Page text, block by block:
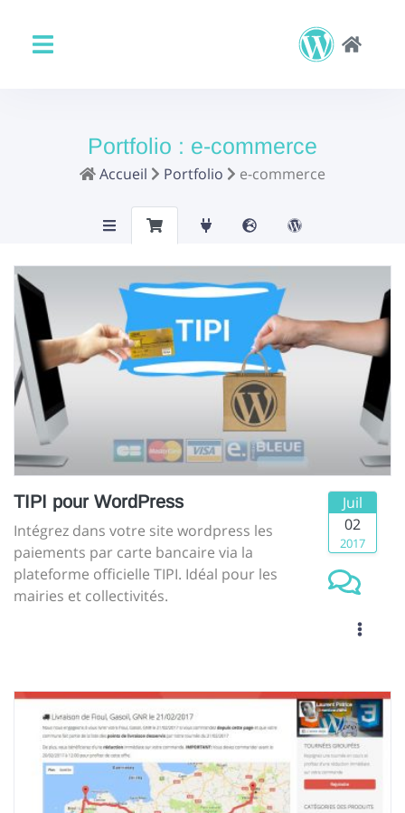
Portfolio : e-commerce
Accueil Portfolio e-commerce
TIPI pour WordPress
Intégrez dans votre site wordpress les
paiements par carte bancaire via la
plateforme officielle TIPI. Idéal pour les
mairies et collectivités.
Juil
02
2017